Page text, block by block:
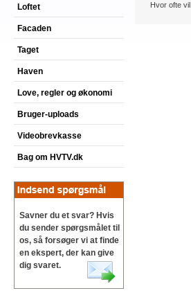
Loftet
Facaden
Taget
Haven
Love, regler og økonomi
Bruger-uploads
Videobrevkasse
Bag om HVTV.dk
Savner du et svar? Hvis
du sender spørgsmålet til
os, så forsøger vi at finde
en ekspert, der kan give
dig svaret.
Hvor ofte